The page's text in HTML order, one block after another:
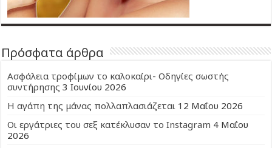
Πρόσφατα άρθρα
Ασφάλεια τροφίμων το καλοκαίρι- Οδηγίες σωστής
συντήρησης 3 Ιουνίου 2026
Η αγάπη της μάνας πολλαπλασιάζεται 12 Μαΐου 2026
Οι εργάτριες του σεξ κατέκλυσαν το Instagram 4 Μαΐου
2026